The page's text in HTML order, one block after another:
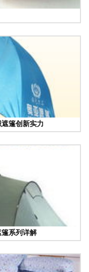
篷创新实力
系列详解